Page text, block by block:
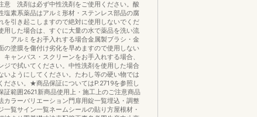
意 洗剤は必ず中性洗剤をご使用ください。酸
塩素系薬品はアルミ形材・ステンレス部品の腐
を引き起こしますので絶対に使用しないでくだ
用した場合は、すぐに大量の水で薬品を洗い流
アルミをお手入れする場合金属製ブラシ・金
の塗膜を傷付け劣化を早めますので使用しない
ャンバス・スクリーンをお手入れする場合、
ジで拭いてください。中性洗剤を使用した場合
いようにしてください。たわし等の硬い物では
ださい。★商品保証についてはP.2719を参照し
証範囲2621新商品使用上・施工上のご注意商品
カラーバリエーション門扉用錠一覧埋込・調整
一覧サイン一覧ネームシールの貼り方屋根材・